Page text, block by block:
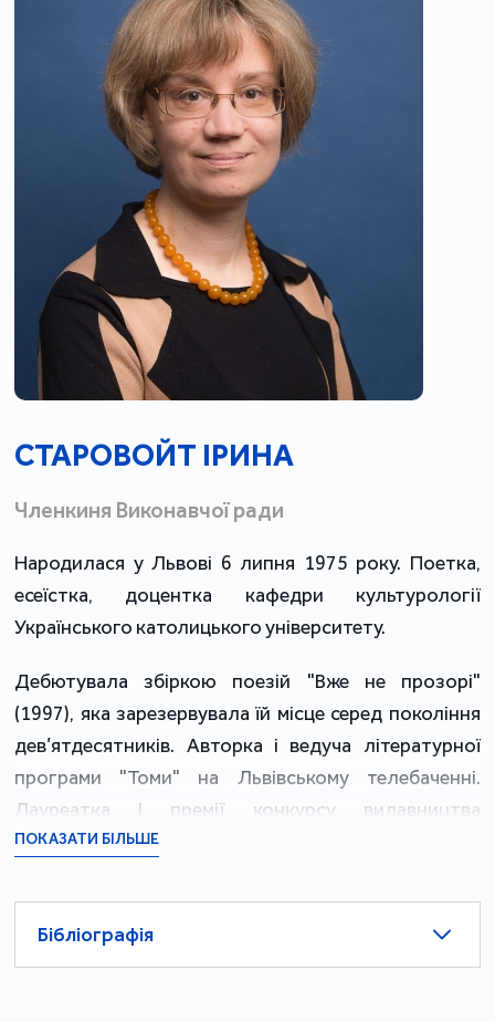
СТАРОВОЙТ ІРИНА
Членкиня Виконавчої ради
Народилася у Львові 6 липня 1975 року. Поетка,
есеїстка, доцентка кафедри культурології
Українського католицького університету.
Дебютувала збіркою поезій "Вже не прозорі"
(1997), яка зарезервувала їй місце серед покоління
дев’ятдесятників. Авторка і ведуча літературної
програми "Томи" на Львівському телебаченні.
Лауреатка І премії конкурсу видавництва
"Смолоскип" (1999). Її вірші увійшли до низки
перекладені польською, литовською, англійською,
вірменською, румунською мовами та покладені на
музику.
ПОКАЗАТИ БІЛЬШЕ
Бібліографія